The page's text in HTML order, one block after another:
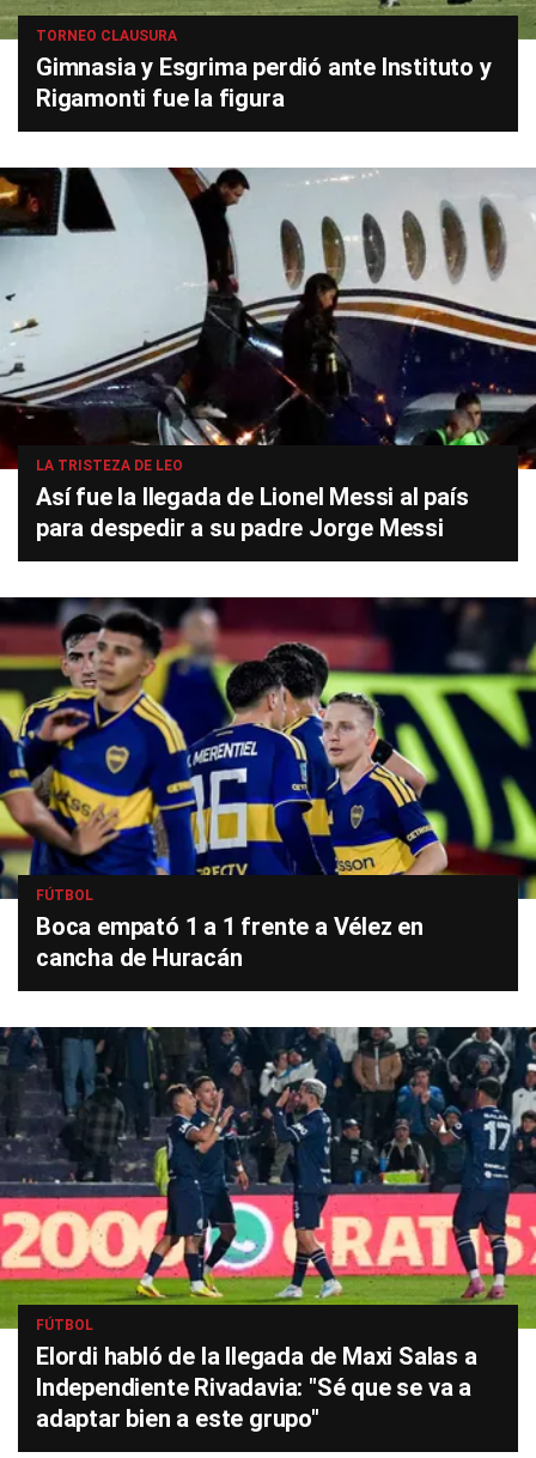
TORNEO CLAUSURA
Gimnasia y Esgrima perdió ante Instituto y
Rigamonti fue la figura
LA TRISTEZA DE LEO
Así fue la llegada de Lionel Messi al país
para despedir a su padre Jorge Messi
FÚTBOL
Boca empató 1 a 1 frente a Vélez en
cancha de Huracán
FÚTBOL
Elordi habló de la llegada de Maxi Salas a
Independiente Rivadavia: "Sé que se va a
adaptar bien a este grupo"